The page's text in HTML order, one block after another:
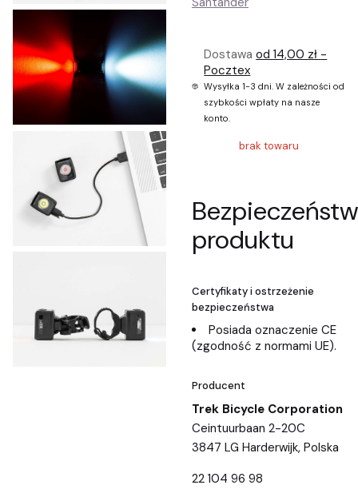
Dostawaod 14,00 zł -
Pocztex
Wysyłka 1-3 dni. W zależności od
szybkości wpłaty na nasze
konto.
brak towaru
produktu
Certyfikaty i ostrzeżenie
bezpieczeństwa
Posiada oznaczenie CE
(zgodność z normami UE).
Producent
Trek Bicycle Corporation
Ceintuurbaan 2-20C
3847 LG Harderwijk, Polska
22 104 96 98